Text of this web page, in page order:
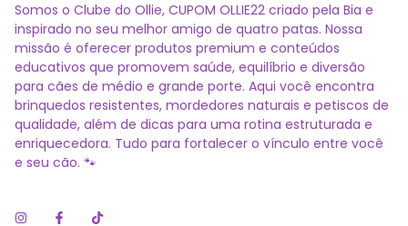
Somos o Clube do Ollie, CUPOM OLLIE22 criado pela Bia e
inspirado no seu melhor amigo de quatro patas. Nossa
missão é oferecer produtos premium e conteúdos
educativos que promovem saúde, equilíbrio e diversão
para cães de médio e grande porte. Aqui você encontra
brinquedos resistentes, mordedores naturais e petiscos de
qualidade, além de dicas para uma rotina estruturada e
enriquecedora. Tudo para fortalecer o vínculo entre você
e seu cão. 🐾